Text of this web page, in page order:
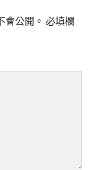
會公開。 必填欄